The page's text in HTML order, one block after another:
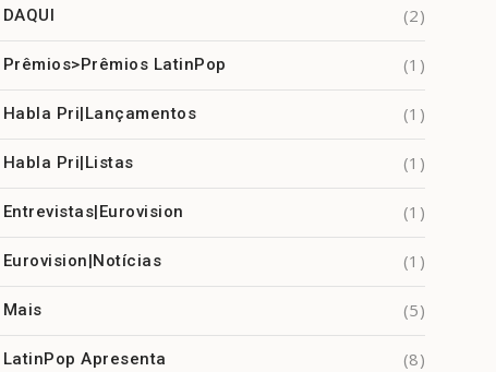
DAQUI (2)
Prêmios>Prêmios LatinPop (1)
Habla Pri|Lançamentos (1)
Habla Pri|Listas (1)
Entrevistas|Eurovision (1)
Eurovision|Notícias (1)
Mais (5)
LatinPop Apresenta (8)